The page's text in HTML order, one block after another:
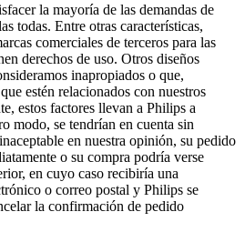
la mayoría de las demandas de
todas. Entre otras características,
comerciales de terceros para las
derechos de uso. Otros diseños
inapropiados o que,
estén relacionados con nuestros
estos factores llevan a Philips a
modo, se tendrían en cuenta sin
en nuestra opinión, su pedido
o su compra podría verse
en cuyo caso recibiría una
o correo postal y Philips se
la confirmación de pedido